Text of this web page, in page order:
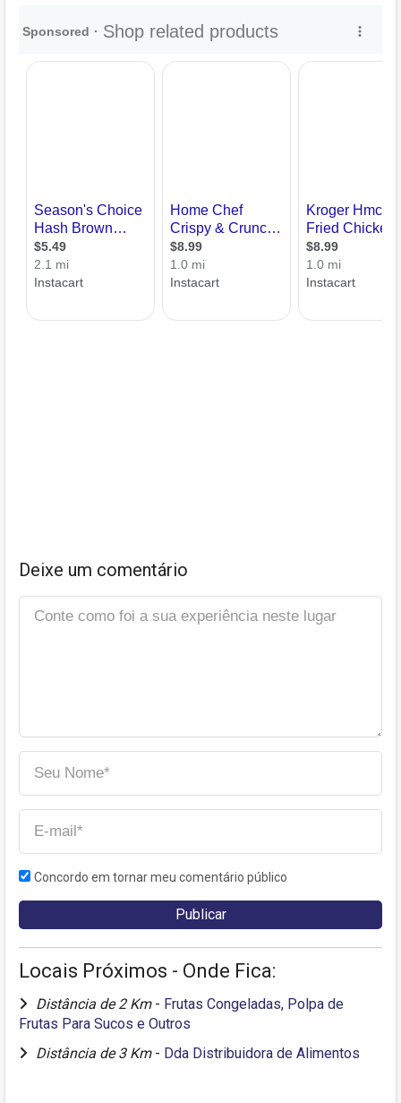
Deixe um comentário
Concordo em tornar meu comentário público
Locais Próximos - Onde Fica:
Distância de 2 Km - Frutas Congeladas, Polpa de
Frutas Para Sucos e Outros
Distância de 3 Km - Dda Distribuidora de Alimentos